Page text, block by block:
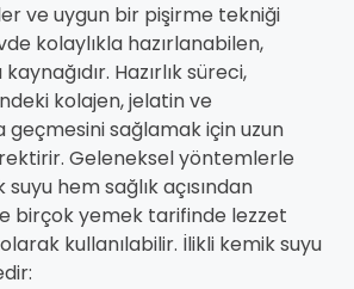
ve uygun bir pişirme tekniği
kolaylıkla hazırlanabilen,
Hazırlık süreci,
kolajen, jelatin ve
geçmesini sağlamak için uzun
Geleneksel yöntemlerle
hem sağlık açısından
birçok yemek tarifinde lezzet
kullanılabilir. İlikli kemik suyu